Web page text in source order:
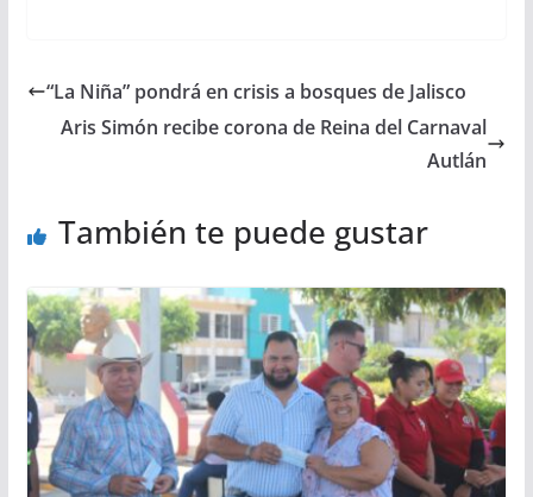
“La Niña” pondrá en crisis a bosques de Jalisco
Aris Simón recibe corona de Reina del Carnaval
Autlán
También te puede gustar